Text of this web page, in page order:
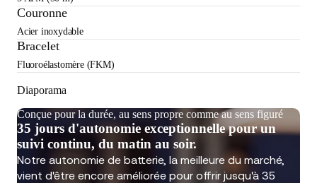
Couronne
Acier inoxydable
Bracelet
Fluoroélastomère (FKM)
Diaporama
Conçue pour la durée, au sens propre comme au sens figuré
35 jours d'autonomie exceptionnelle pour un
suivi continu, du matin au soir.
Notre autonomie de batterie, la meilleure du marché,
vient d'être encore améliorée pour offrir jusqu'à 35